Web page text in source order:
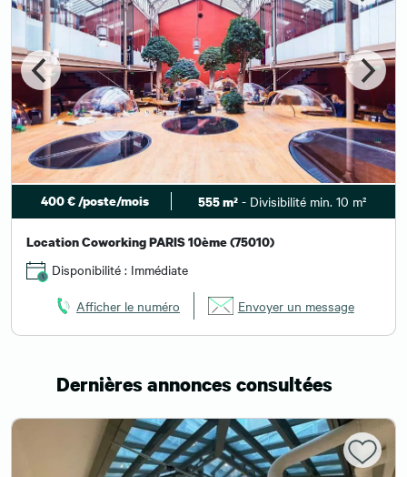
400 € /poste/mois 555 m² - Divisibilité min. 10 m²
Location Coworking PARIS 10ème (75010)
Disponibilité : Immédiate
Afficher le numéro Envoyer un message
Dernières annonces consultées